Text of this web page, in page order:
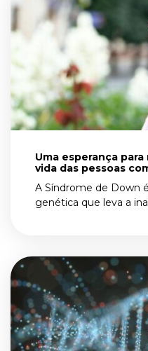
Uma esperança
vida das pessoas
A Síndrome de Down
genética que leva a